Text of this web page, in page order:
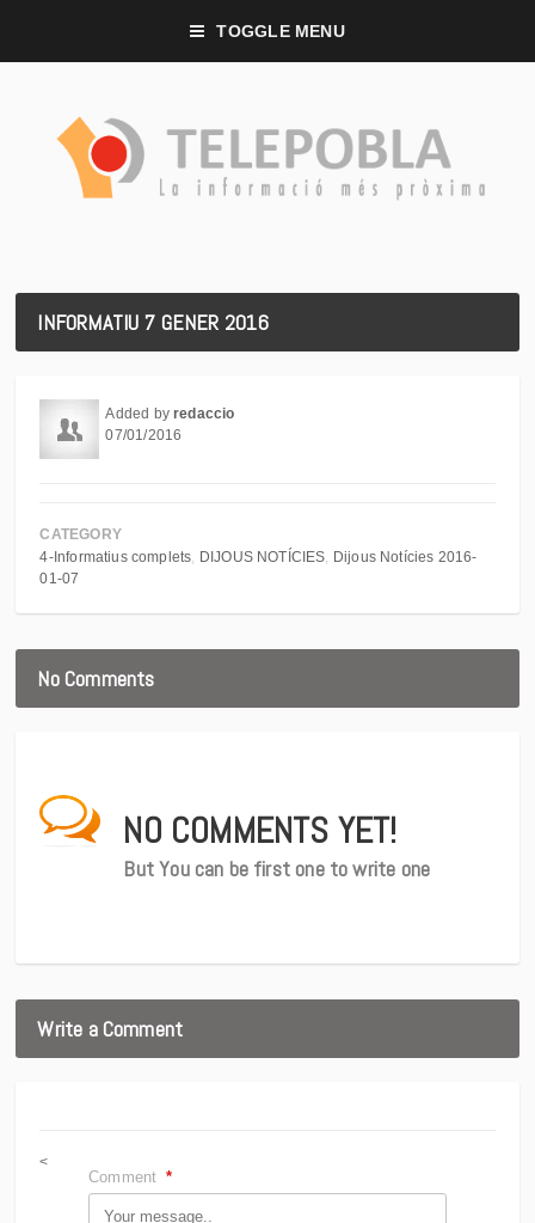
TOGGLE MENU
INFORMATIU 7 GENER 2016
Added byredaccio
07/01/2016
CATEGORY
4-Informatius complets
DIJOUS NOTÍCIES
Dijous Notícies 2016-
01-07
No Comments
NO COMMENTS YET!
But You can be first one to write one
Write a Comment
<
Comment *